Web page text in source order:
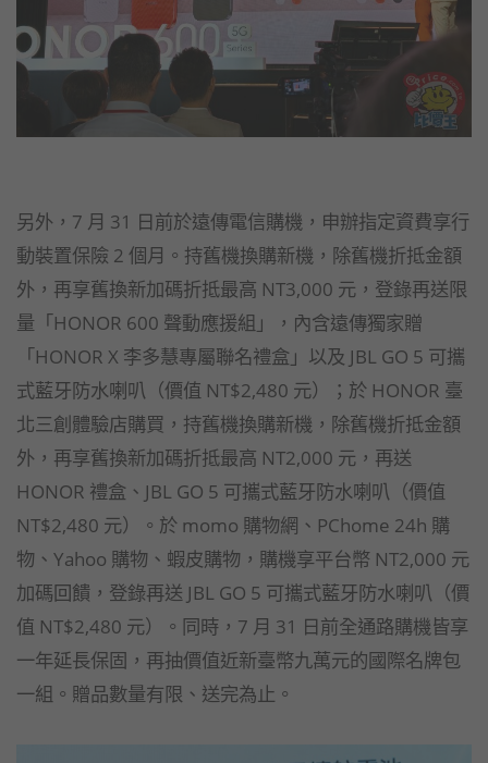
另外，7 月 31 日前於遠傳電信購機，申辦指定資費享行
動裝置保險 2 個月。持舊機換購新機，除舊機折抵金額
外，再享舊換新加碼折抵最高 NT3,000 元，登錄再送限
量「HONOR 600 聲動應援組」，內含遠傳獨家贈
「HONOR X 李多慧專屬聯名禮盒」以及 JBL GO 5 可攜
式藍牙防水喇叭（價值 NT$2,480 元）；於 HONOR 臺
北三創體驗店購買，持舊機換購新機，除舊機折抵金額
外，再享舊換新加碼折抵最高 NT2,000 元，再送
HONOR 禮盒、JBL GO 5 可攜式藍牙防水喇叭（價值
NT$2,480 元）。於 momo 購物網、PChome 24h 購
物、Yahoo 購物、蝦皮購物，購機享平台幣 NT2,000 元
加碼回饋，登錄再送 JBL GO 5 可攜式藍牙防水喇叭（價
值 NT$2,480 元）。同時，7 月 31 日前全通路購機皆享
一年延長保固，再抽價值近新臺幣九萬元的國際名牌包
一組。贈品數量有限、送完為止。